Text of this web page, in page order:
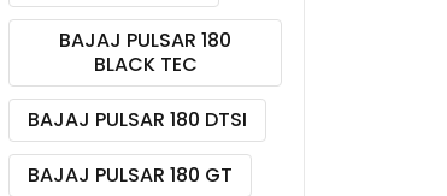
BAJAJ PULSAR 180
BLACK TEC
BAJAJ PULSAR 180 DTSI
BAJAJ PULSAR 180 GT